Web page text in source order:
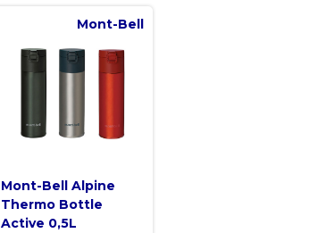
Mont-Bell
Mont-Bell Alpine
Thermo Bottle
Active 0,5L